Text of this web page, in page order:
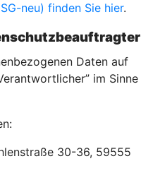
neu) finden Sie hier.
Daten auf
im Sinne
30-36, 59555